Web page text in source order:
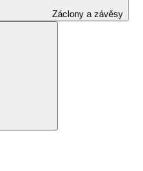
Záclony a závěsy